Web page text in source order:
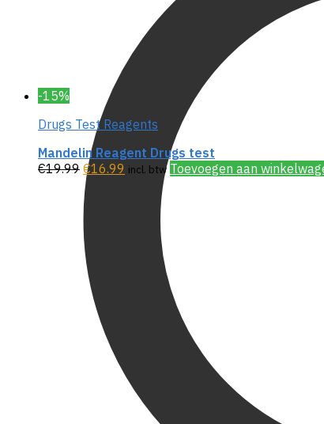
-15%
Drugs Test Reagents
Mandelin Reagent Drugs test
€19.99 €16.99 incl. btw Toevoegen aan